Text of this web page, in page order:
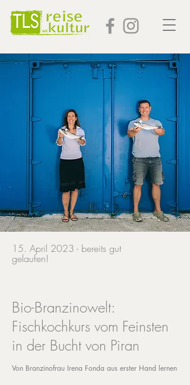
15. April 2023 - bereits gut
gelaufen!
Bio-Branzinowelt:
Fischkochkurs vom Feinsten
in der Bucht von Piran
Von Branzinofrau Irena Fonda aus erster Hand lernen